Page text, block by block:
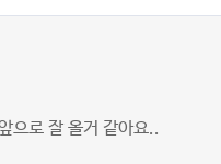
으로 잘 올거 같아요..